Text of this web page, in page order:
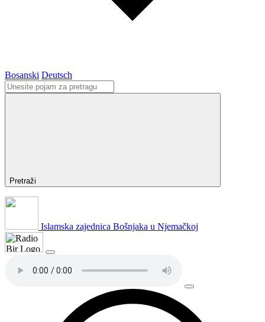
Bosanski Deutsch
Pretraži
Islamska zajednica Bošnjaka u Njemačkoj